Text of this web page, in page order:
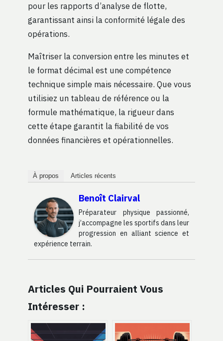
pour les rapports d’analyse de flotte,
garantissant ainsi la conformité légale des
opérations.
Maîtriser la conversion entre les minutes et
le format décimal est une compétence
technique simple mais nécessaire. Que vous
utilisiez un tableau de référence ou la
formule mathématique, la rigueur dans
cette étape garantit la fiabilité de vos
données financières et opérationnelles.
À propos Articles récents
Benoît Clairval
Préparateur physique passionné,
j’accompagne les sportifs dans leur
progression en alliant science et
expérience terrain.
Articles Qui Pourraient Vous
Intéresser :